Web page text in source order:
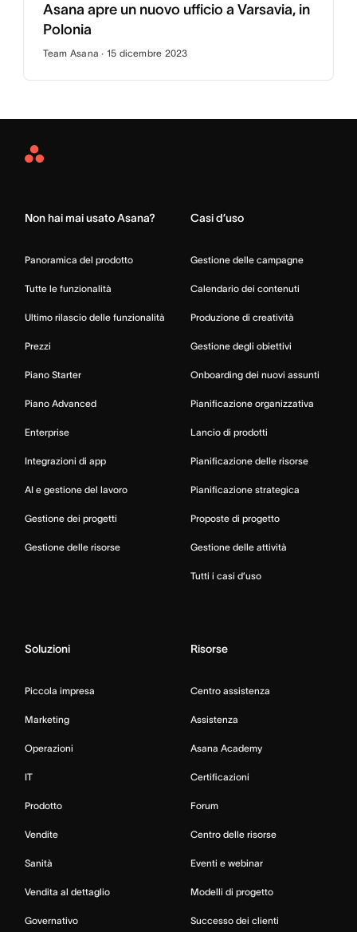
Asana apre un nuovo ufficio a Varsavia, in
Polonia
Team Asana · 15 dicembre 2023
Asana
Non hai mai usato Asana?
Panoramica del prodotto
Tutte le funzionalità
Ultimo rilascio delle funzionalità
Prezzi
Piano Starter
Piano Advanced
Enterprise
Integrazioni di app
AI e gestione del lavoro
Gestione dei progetti
Gestione delle risorse
Casi d’uso
Gestione delle campagne
Calendario dei contenuti
Produzione di creatività
Gestione degli obiettivi
Onboarding dei nuovi assunti
Pianificazione organizzativa
Lancio di prodotti
Pianificazione delle risorse
Pianificazione strategica
Proposte di progetto
Gestione delle attività
Tutti i casi d’uso
Soluzioni
Piccola impresa
Marketing
Operazioni
IT
Prodotto
Vendite
Sanità
Vendita al dettaglio
Governativo
Risorse
Centro assistenza
Assistenza
Asana Academy
Certificazioni
Forum
Centro delle risorse
Eventi e webinar
Modelli di progetto
Successo dei clienti